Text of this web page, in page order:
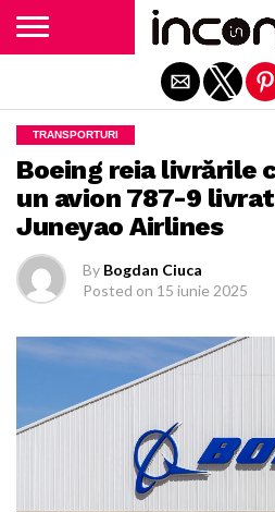
TRANSPORTURI
Boeing reia livrările
un avion 787-9
Juneyao Airlines
By Bogdan Ciuca
Posted on 15 iunie 2025
Exit mobile